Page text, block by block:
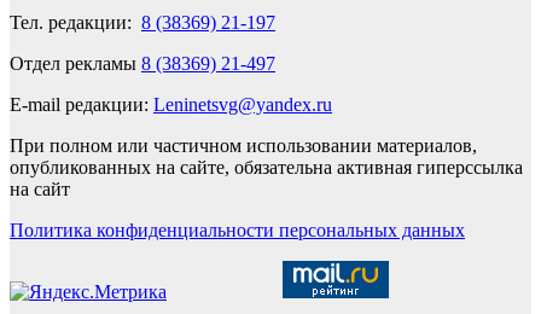
Тел. редакции: 8 (38369) 21-197
Отдел рекламы 8 (38369) 21-497
E-mail редакции: Leninetsvg@yandex.ru
При полном или частичном использовании материалов,
опубликованных на сайте, обязательна активная гиперссылка
на сайт
Политика конфиденциальности персональных данных